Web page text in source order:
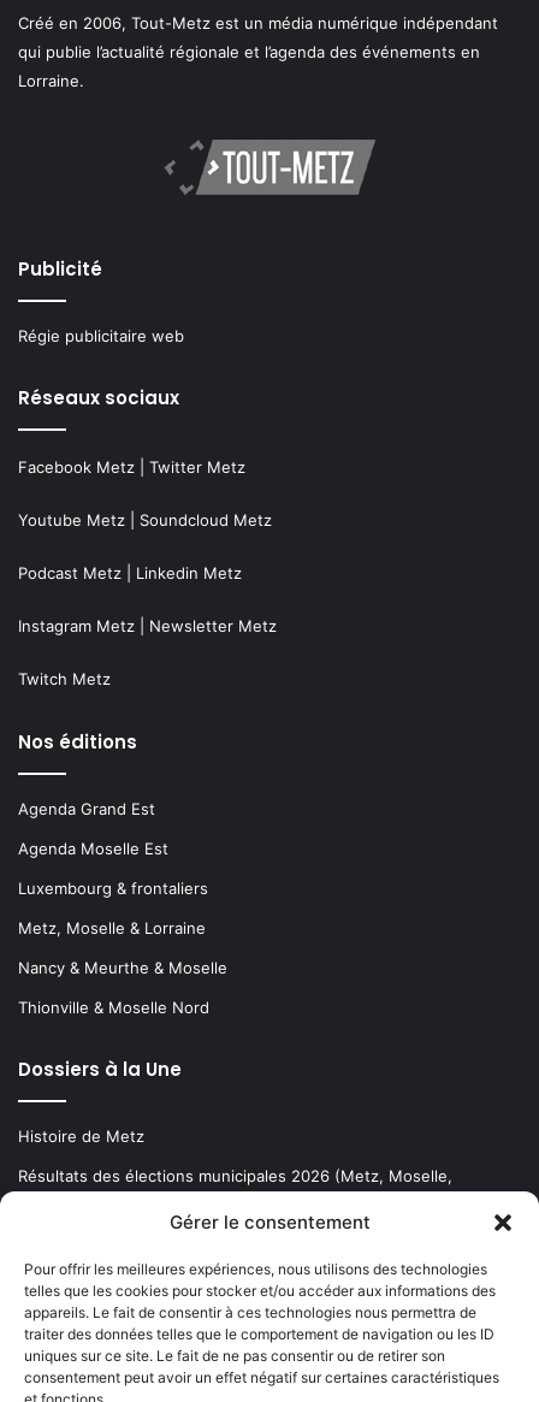
Gérer le consentement
Pour offrir les meilleures expériences, nous utilisons des technologies
telles que les cookies pour stocker et/ou accéder aux informations des
appareils. Le fait de consentir à ces technologies nous permettra de
traiter des données telles que le comportement de navigation ou les ID
uniques sur ce site. Le fait de ne pas consentir ou de retirer son
consentement peut avoir un effet négatif sur certaines caractéristiques
Créé en 2006, Tout-Metz est un média numérique indépendant
qui publie l’actualité régionale et l’agenda des événements en
Lorraine.
Publicité
Régie publicitaire web
Réseaux sociaux
Facebook Metz Twitter Metz
Youtube Metz Soundcloud Metz
Podcast Metz Linkedin Metz
Instagram Metz Newsletter Metz
Twitch Metz
Nos éditions
Agenda Grand Est
Agenda Moselle Est
Luxembourg & frontaliers
Metz, Moselle & Lorraine
Nancy & Meurthe & Moselle
Thionville & Moselle Nord
Dossiers à la Une
Histoire de Metz
Résultats des élections municipales 2026 (Metz, Moselle,
Newsletter gratuite